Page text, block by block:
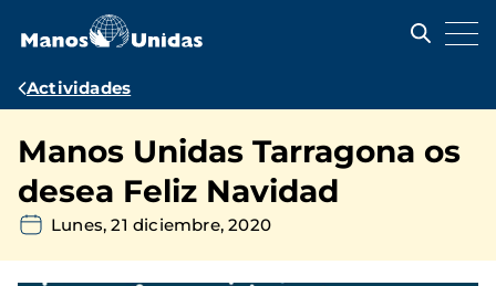
contenido
Ruta
navegación
Actividades
Manos Unidas Tarragona os
desea Feliz Navidad
Lunes, 21 diciembre, 2020